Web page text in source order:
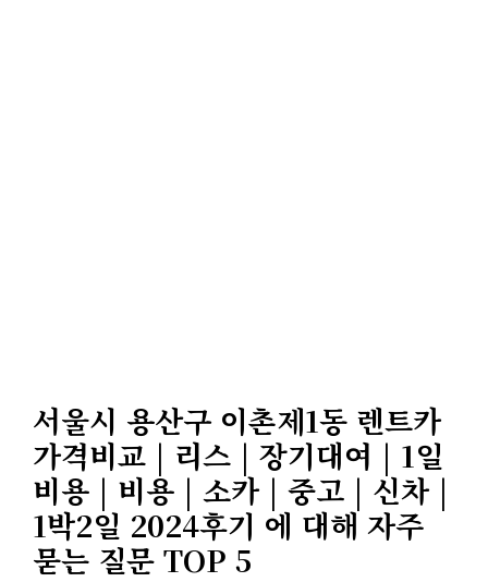
서울시 용산구 이촌제1동 렌트카
가격비교 | 리스 | 장기대여 | 1일
비용 | 비용 | 소카 | 중고 | 신차 |
1박2일 2024후기 에 대해 자주
묻는 질문 TOP 5